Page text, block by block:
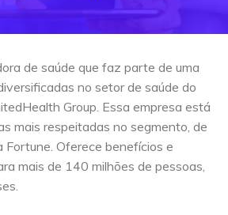
de saúde que faz parte de uma
no setor de saúde do
Group. Essa empresa está
mais respeitadas no segmento, de
Fortune. Oferece benefícios e
mais de 140 milhões de pessoas,